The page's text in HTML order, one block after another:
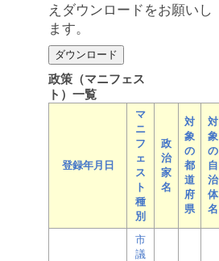
えダウンロードをお願いし
ます。
政策（マニフェス
ト）一覧
登録年月日
マ
ニ
フ
ェ
ス
ト
種
別
政
治
家
名
対
象
の
都
道
府
県
対
象
の
自
治
体
名
市
議